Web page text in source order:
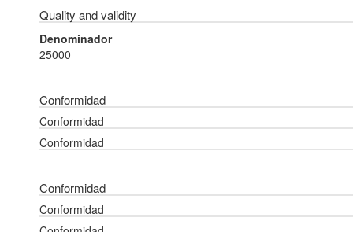
Quality and validity
Denominador
25000
Conformidad
Conformidad
Conformidad
Conformidad
Conformidad